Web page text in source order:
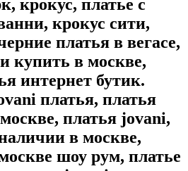
крокус, платье с
крокус сити,
платья в вегасе,
купить в москве,
интернет бутик.
платья, платья
платья jovani,
в москве,
шоу рум, платье